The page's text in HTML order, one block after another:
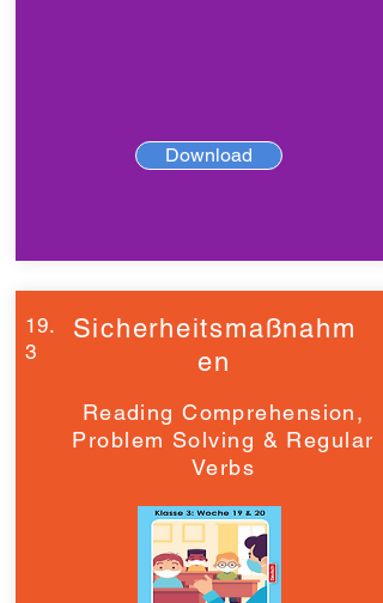
Download
19.
3
Sicherheitsmaßnahm
en
Reading Comprehension,
Problem Solving & Regular
Verbs